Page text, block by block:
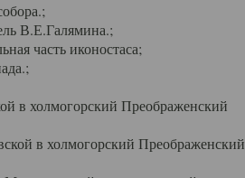
В.Е.Галямина.;
часть иконостаса;
в холмогорский Преображенский
в холмогорский Преображенский